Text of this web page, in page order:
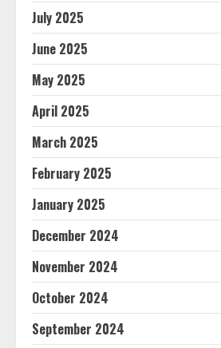
July 2025
June 2025
May 2025
April 2025
March 2025
February 2025
January 2025
December 2024
November 2024
October 2024
September 2024